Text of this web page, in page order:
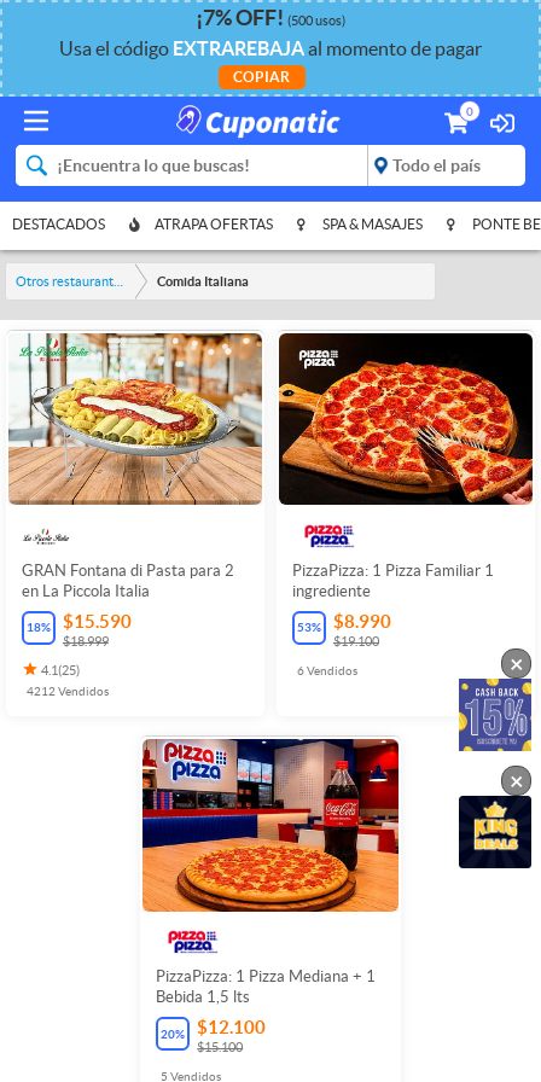
¡7%OFF! (500 usos)
Usa el código EXTRAREBAJAal momento de pagar
COPIAR
0
DESTACADOS ATRAPA OFERTAS SPA & MASAJES PONTE
Comida Italiana
GRAN Fontana di Pasta para 2
en La Piccola Italia
18% $15.590
$18.999
4.1(25)
4212 Vendidos
PizzaPizza: 1 Pizza Familiar 1
ingrediente
53% $8.990
$19.100
6Vendidos
PizzaPizza: 1 Pizza Mediana + 1
Bebida 1,5 lts
20% $12.100
$15.100
5Vendidos
×
×